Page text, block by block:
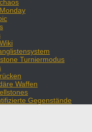
Turniermodus
Waffen
Gegenstände